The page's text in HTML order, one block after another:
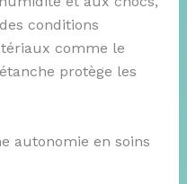
conditions
comme le
protège les
autonomie en soins